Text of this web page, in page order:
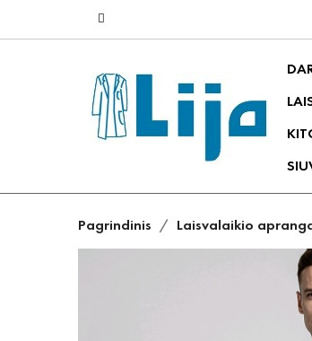
Pagrindinis Laisvalaikio